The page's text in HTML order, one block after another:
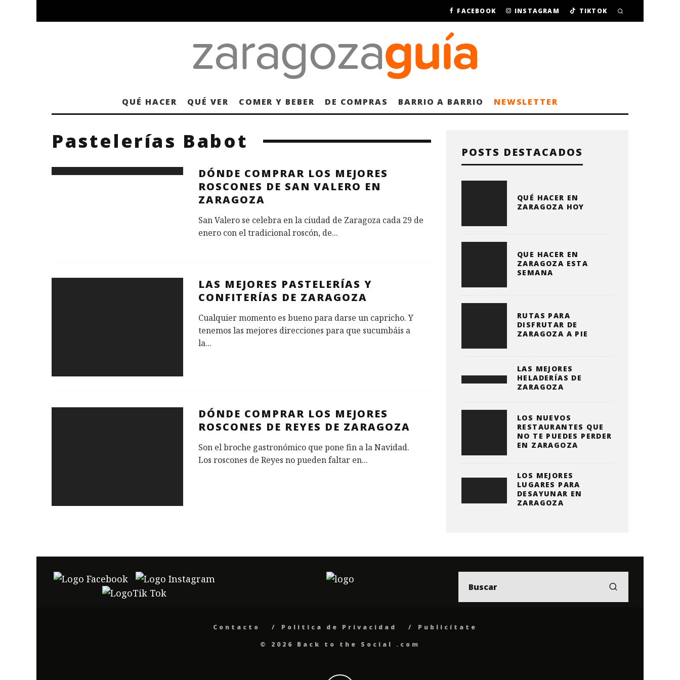
FACEBOOK INSTAGRAM TIKTOK
QUÉ HACER QUÉ VER COMER Y BEBER DE COMPRAS BARRIO A BARRIO NEWSLETTER
Pastelerías Babot
DÓNDE COMPRAR LOS MEJORES
ROSCONES DE SAN VALERO EN
ZARAGOZA
San Valero se celebra en la ciudad de Zaragoza cada 29 de
enero con el tradicional roscón, de...
LAS MEJORES PASTELERÍAS Y
CONFITERÍAS DE ZARAGOZA
Cualquier momento es bueno para darse un capricho. Y
tenemos las mejores direcciones para que sucumbáis a
la...
DÓNDE COMPRAR LOS MEJORES
ROSCONES DE REYES DE ZARAGOZA
Son el broche gastronómico que pone fin a la Navidad.
Los roscones de Reyes no pueden faltar en...
POSTS DESTACADOS
QUÉ HACER EN
ZARAGOZA HOY
QUE HACER EN
ZARAGOZA ESTA
SEMANA
RUTAS PARA
DISFRUTAR DE
ZARAGOZA A PIE
LAS MEJORES
HELADERÍAS DE
ZARAGOZA
LOS NUEVOS
RESTAURANTES QUE
NO TE PUEDES PERDER
EN ZARAGOZA
LOS MEJORES
LUGARES PARA
DESAYUNAR EN
ZARAGOZA
Contacto Politica de Privacidad
Publicítate
© 2026 Back to the Social .com